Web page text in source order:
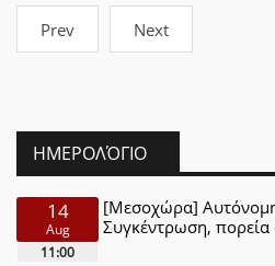
Prev Next
ΗΜΕΡΟΛΌΓΙΟ
14
Aug
11:00
[Μεσοχώρα]
Συγκέντρωση,